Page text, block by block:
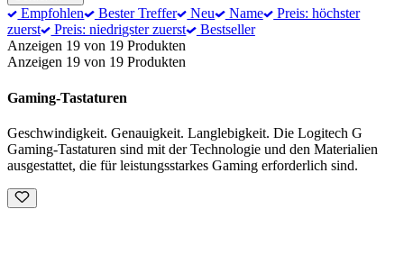
Empfohlen Bester Treffer Neu Name
Preis: höchster
zuerst
Preis: niedrigster zuerst
Bestseller
Anzeigen 19 von 19 Produkten
Anzeigen 19 von 19 Produkten
Gaming-Tastaturen
Geschwindigkeit. Genauigkeit. Langlebigkeit. Die Logitech G
Gaming-Tastaturen sind mit der Technologie und den Materialien
ausgestattet, die für leistungsstarkes Gaming erforderlich sind.